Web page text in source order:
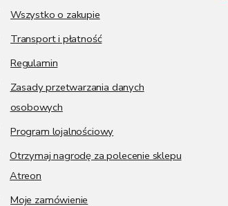
Wszystko o zakupie
Transport i płatność
Regulamin
Zasady przetwarzania danych
osobowych
Program lojalnościowy
Otrzymaj nagrodę za polecenie sklepu
Atreon
Moje zamówienie